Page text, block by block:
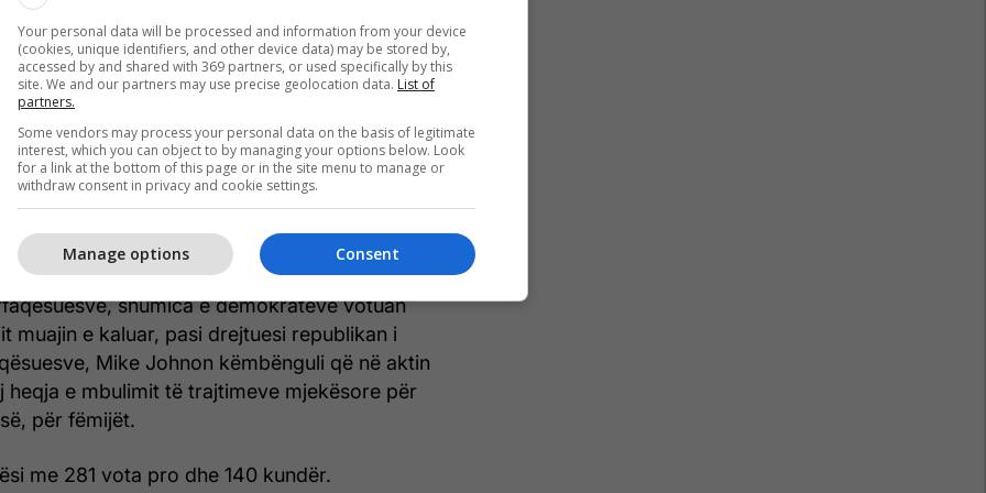
i përsosur, por përfshin disa çështje shumë të
luftuar demokratët”, tha udhëheqësi i shumicës
të kundërshtojmë Partinë Komuniste të Kinës
kombëtare”.
shumica e demokratëve votuan
muajin e kaluar, pasi drejtuesi republikan i
Mike Johnon këmbënguli që në aktin
heqja e mbulimit të trajtimeve mjekësore për
për fëmijët.
me 281 vota pro dhe 140 kundër.
Your personal data will be processed and information from your device
(cookies, unique identifiers, and other device data) may be stored by,
accessed by and shared with 369 partners, or used specifically by this
site. We and our partners may use precise geolocation data. List of
partners.
Some vendors may process your personal data on the basis of legitimate
interest, which you can object to by managing your options below. Look
for a link at the bottom of this page or in the site menu to manage or
withdraw consent in privacy and cookie settings.
Consent
Manage options